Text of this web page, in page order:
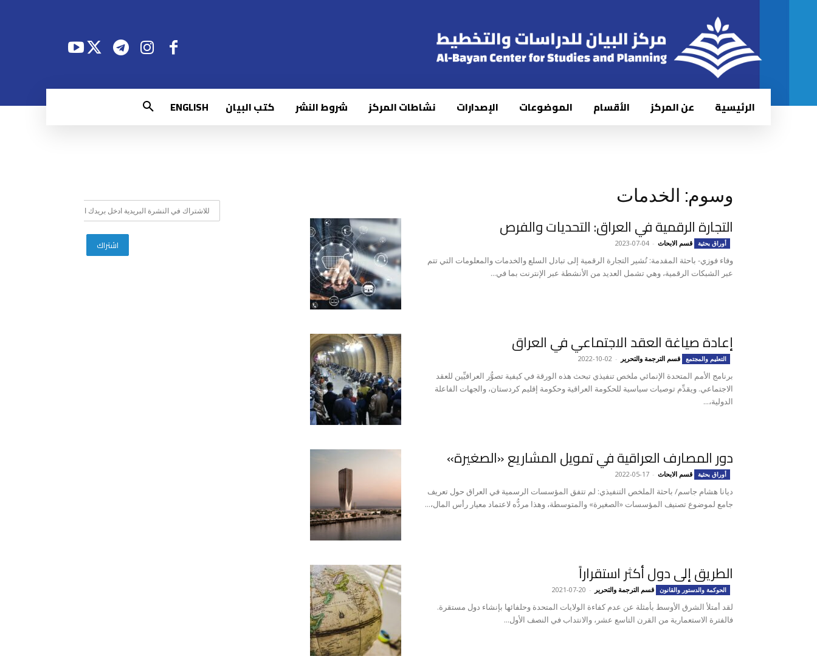
الرئيسية عن المركز الأقسام الموضوعات الإصدارات نشاطات المركز شروط النشر كتب البيان ENGLISH
وسوم: الخدمات
التجارة الرقمية في العراق: التحديات والفرص
أوراق بحثية قسم الابحاث -
2023-07-04
وفاء فوزي- باحثة المقدمة: تُشير التجارة الرقمية إلى تبادل السلع والخدمات والمعلومات التي تتم
عبر الشبكات الرقمية، وهي تشمل العديد من الأنشطة عبر الإنترنت بما في...
إعادة صياغة العقد الاجتماعي في العراق
التعليم والمجتمع قسم الترجمة والتحرير -
2022-10-02
برنامج الأمم المتحدة الإنمائي ملخص تنفيذي تبحث هذه الورقة في كيفية تصوُّر العراقيِّين للعقد
الاجتماعي. ويقدِّم توصيات سياسية للحكومة العراقية وحكومة إقليم كردستان، والجهات الفاعلة
الدولية،...
دور المصارف العراقية في تمويل المشاريع «الصغيرة»
أوراق بحثية قسم الابحاث -
2022-05-17
ديانا هشام جاسم/ باحثة الملخص التنفيذي: لم تتفق المؤسسات الرسمية في العراق حول تعريف
جامع لموضوع تصنيف المؤسسات «الصغيرة» والمتوسطة، وهذا مردُّه لاعتماد معيار رأس المال،...
الطريق إلى دول أكثر استقراراً
الحوكمة والدستور والقانون قسم الترجمة والتحرير -
2021-07-20
لقد أمتلأ الشرق الأوسط بأمثلة عن عدم كفاءة الولايات المتحدة وحلفائها بإنشاء دول مستقرة.
فالفترة الاستعمارية من القرن التاسع عشر، والانتداب في النصف الأول...